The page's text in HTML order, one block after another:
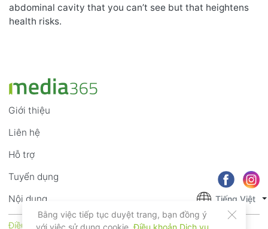
abdominal cavity that you can’t see but that heightens
health risks.
Giới thiệu
Liên hệ
Hỗ trợ
Tuyển dụng
Nội dung
Tiếng Việt
Điều khoản Dịch vụ Riêng tư
Bằng việc tiếp tục duyệt trang, bạn đồng ý
với việc sử dụng cookie,Điều khoản Dịch vụ